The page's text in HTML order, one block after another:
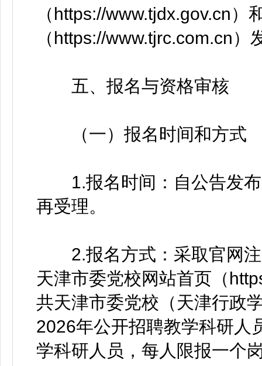
（https://www.tjdx.gov.cn）
（https://www.tjrc.com.cn）
五、报名与资格审核
（一）报名时间和方式
1.报名时间：自公告发布
再受理。
2.报名方式：采取官网注
天津市委党校网站首页（
共天津市委党校（天津行政
2026年公开招聘教学科研人
学科研人员，每人限报一个